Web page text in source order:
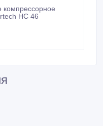
компрессорное
HC 46